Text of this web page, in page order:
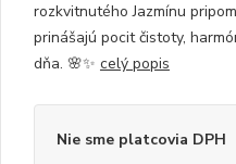
rozkvitnutého Jazmínu
prinášajú pocit čistoty,
dňa. 🌸✨ celý popis
Nie sme platcovia DPH